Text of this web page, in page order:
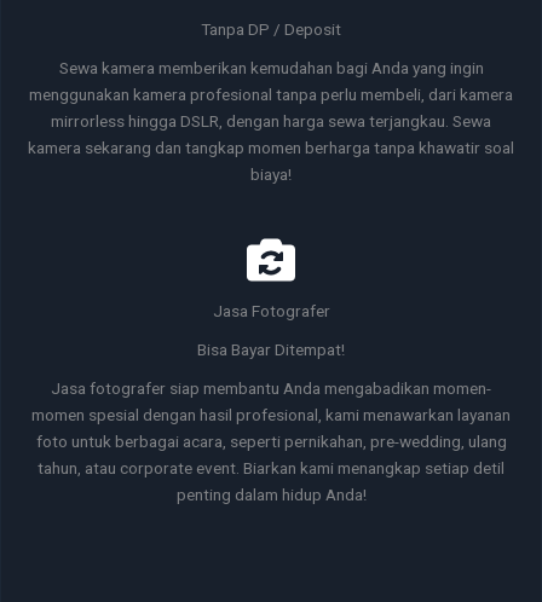
Tanpa DP / Deposit
Sewa kamera memberikan kemudahan bagi Anda yang ingin
menggunakan kamera profesional tanpa perlu membeli, dari kamera
mirrorless hingga DSLR, dengan harga sewa terjangkau. Sewa
kamera sekarang dan tangkap momen berharga tanpa khawatir soal
biaya!
Jasa Fotografer
Bisa Bayar Ditempat!
Jasa fotografer siap membantu Anda mengabadikan momen-
momen spesial dengan hasil profesional, kami menawarkan layanan
foto untuk berbagai acara, seperti pernikahan, pre-wedding, ulang
tahun, atau corporate event. Biarkan kami menangkap setiap detil
penting dalam hidup Anda!